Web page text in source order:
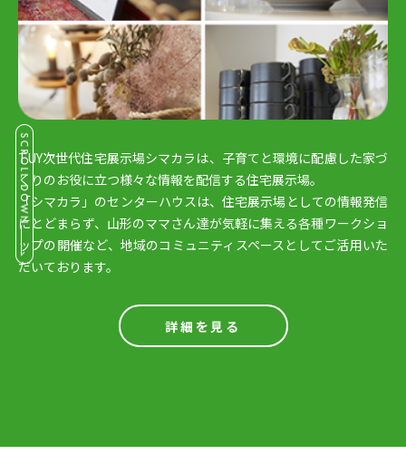
TUY次世代住宅展示場シマカラは、子育てと環境に配慮した家づ
くりのお役に立つ様々な情報を配信する住宅展示場。
「シマカラ」のセンターハウスは、住宅展示場としての情報発信
にとどまらず、山形のママさん達が気軽に集える各種ワークショ
ップの開催など、地域のコミュニティスペースとしてご活用いた
だいております。
詳細を見る